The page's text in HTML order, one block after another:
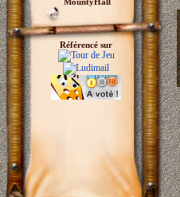
Référencé sur